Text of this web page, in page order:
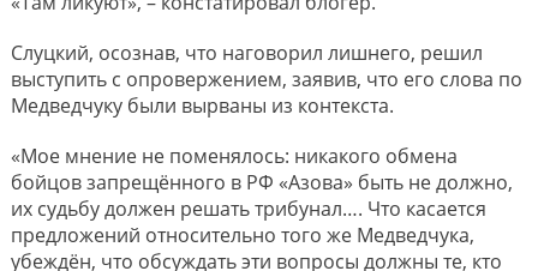
Слуцкий, осознав, что наговорил лишнего, решил
выступить с опровержением, заявив, что его слова по
Медведчуку были вырваны из контекста.
«Мое мнение не поменялось: никакого обмена
бойцов запрещённого в РФ «Азова» быть не должно,
их судьбу должен решать трибунал…. Что касается
предложений относительно того же Медведчука,
убеждён, что обсуждать эти вопросы должны те, кто